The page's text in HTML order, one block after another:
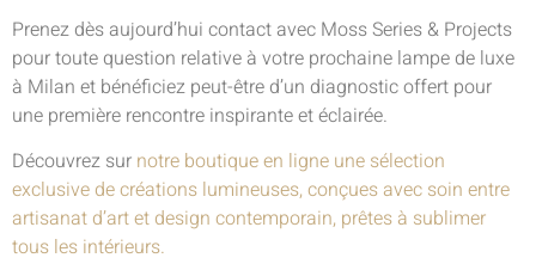
Prenez dès aujourd’hui contact avec Moss Series & Projects
pour toute question relative à votre prochaine lampe de luxe
à Milan et bénéficiez peut-être d’un diagnostic offert pour
une première rencontre inspirante et éclairée.
Découvrez sur notre boutique en ligne une sélection
exclusive de créations lumineuses, conçues avec soin entre
artisanat d’art et design contemporain, prêtes à sublimer
tous les intérieurs.